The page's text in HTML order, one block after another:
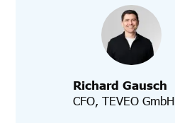
Richard Gausch
CFO, TEVEO GmbH